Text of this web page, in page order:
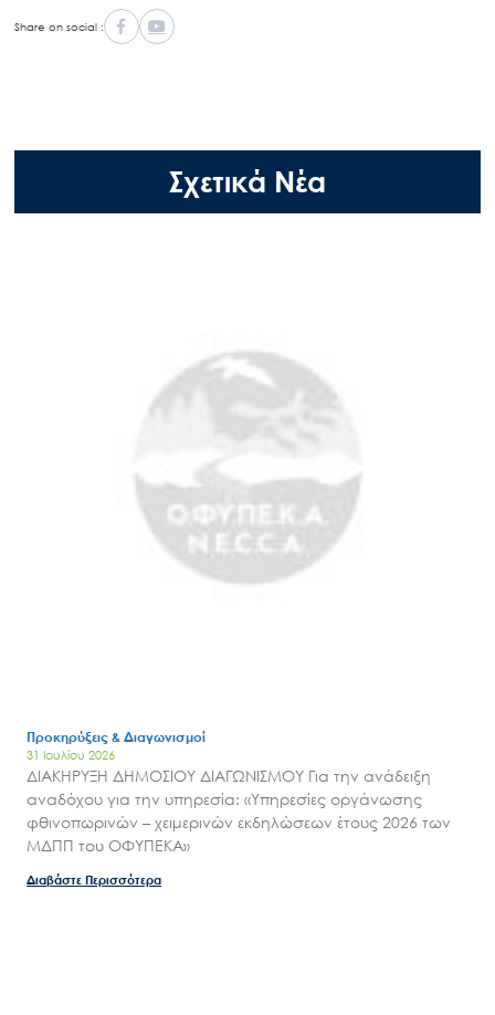
Search
Ο.ΦΥ.ΠΕ.Κ.Α.
Επικοινωνία
Share on social :
Σχετικά Νέα
Προκηρύξεις & Διαγωνισμοί
31 Ιουλίου 2026
ΔΙΑΚΗΡΥΞΗ ΔΗΜΟΣΙΟΥ ΔΙΑΓΩΝΙΣΜΟΥ Για την ανάδειξη
αναδόχου για την υπηρεσία: «Υπηρεσίες οργάνωσης
φθινοπωρινών – χειμερινών εκδηλώσεων έτους 2026 των
ΜΔΠΠ του ΟΦΥΠΕΚΑ»
Διαβάστε Περισσότερα